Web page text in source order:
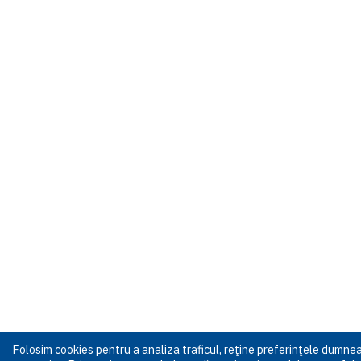
Folosim cookies pentru a analiza traficul, reţine preferinţele